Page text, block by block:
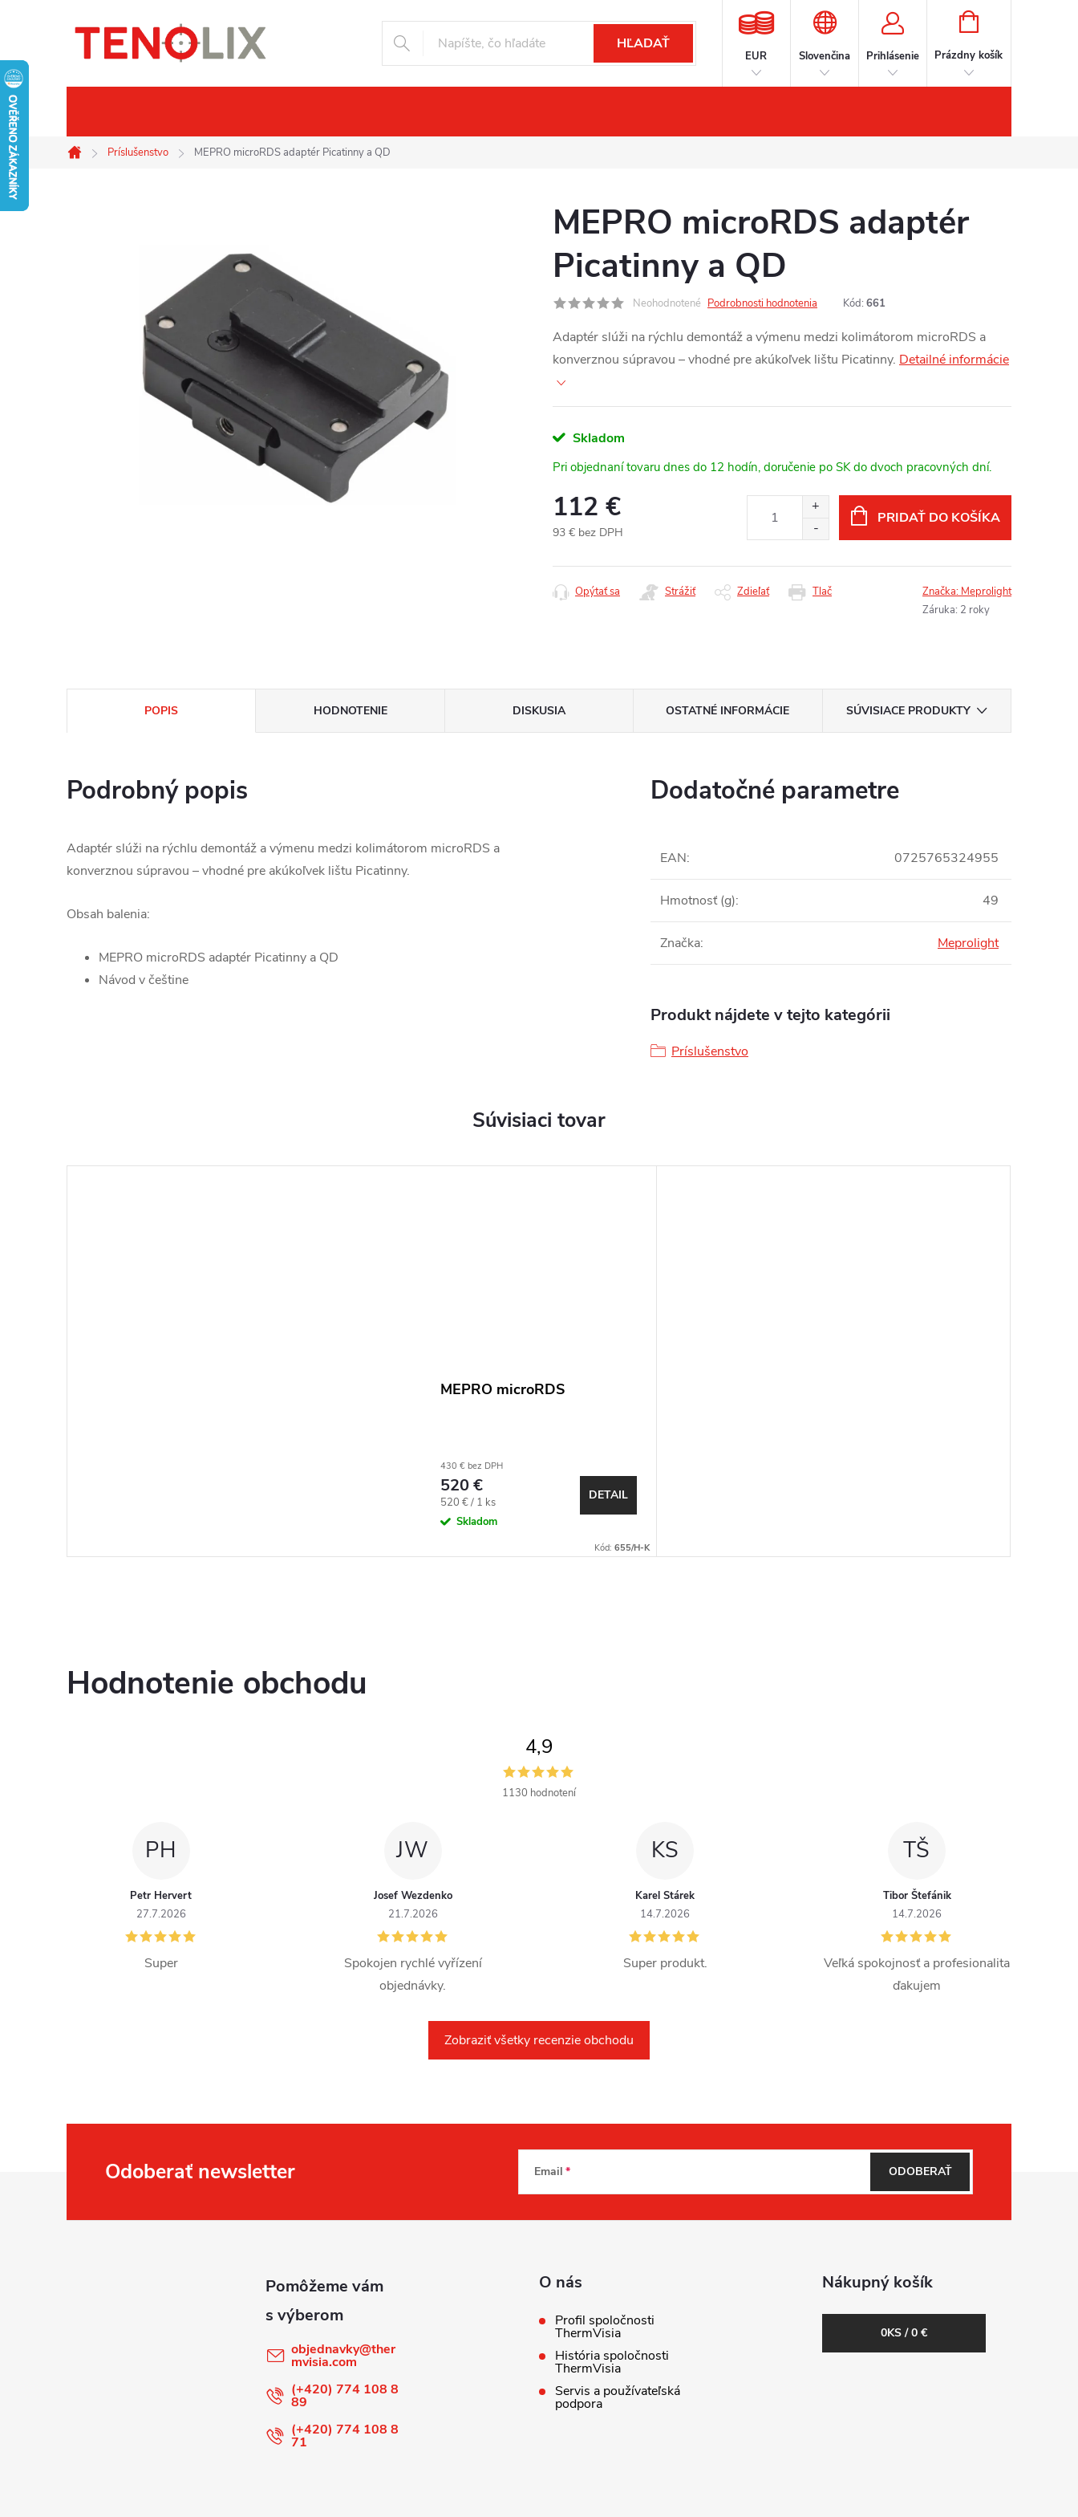
HĽADAŤ
EUR Slovenčina Prihlásenie
NÁKUPNÝ
Prázdny košík
Domov
Príslušenstvo MEPRO microRDS adaptér Picatinny a QD
MEPRO microRDS adaptér
Picatinny a QD
Neohodnotené Podrobnosti hodnotenia Kód: 661
Adaptér slúži na rýchlu demontáž a výmenu medzi kolimátorom microRDS a
konverznou súpravou – vhodné pre akúkoľvek lištu Picatinny. Detailné informácie
Skladom
Pri objednaní tovaru dnes do 12 hodín, doručenie po SK do dvoch pracovných dní.
112 €
93 € bez DPH
cena:
PRIDAŤ DO KOŠÍKA
Tlač
Opýtať sa Strážiť Zdieľať Značka: Meprolight
Záruka: 2 roky
POPIS HODNOTENIE DISKUSIA OSTATNÉ INFORMÁCIE SÚVISIACE PRODUKTY
Podrobný popis
Adaptér slúži na rýchlu demontáž a výmenu medzi kolimátorom microRDS a
konverznou súpravou – vhodné pre akúkoľvek lištu Picatinny.
Obsah balenia:
MEPRO microRDS adaptér Picatinny a QD
Návod v češtine
Dodatočné parametre
EAN: 0725765324955
Hmotnosť (g): 49
Značka: Meprolight
Produkt nájdete v tejto kategórii
Príslušenstvo
Súvisiaci tovar
MEPRO microRDS
430 € bez DPH
520 €
Jednotková
cena:
520 € / 1 ks
Skladom
DETAIL
Kód: 655/H-K
Hodnotenie obchodu
4,9
1130 hodnotení
PH
Petr Hervert
27.7.2026
Super
JW
Josef Wezdenko
21.7.2026
Spokojen rychlé vyřízení
objednávky.
KS
Karel Stárek
14.7.2026
Super produkt.
TŠ
Tibor Štefánik
14.7.2026
Veľká spokojnosť a profesionalita
ďakujem
Zobraziť všetky recenzie obchodu
Odoberať newsletter Email ODOBERAŤ
objednavky@ther
mvisia.com
(+420) 774 108 8
89
(+420) 774 108 8
71
O nás
Profil spoločnosti
ThermVisia
História spoločnosti
ThermVisia
Servis a používateľská
podpora
Nákupný košík
0KS /0 €